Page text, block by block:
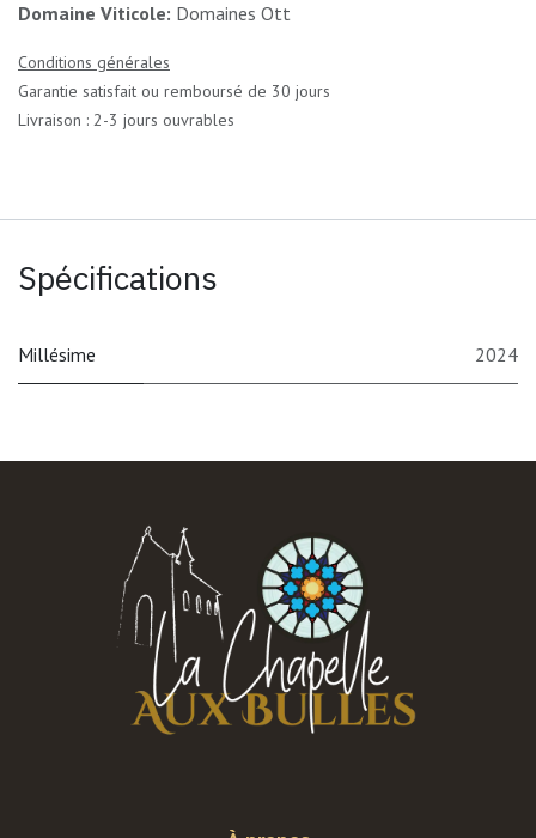
Domaine Viticole: Domaines Ott
Conditions générales
Garantie satisfait ou remboursé de 30 jours
Livraison : 2-3 jours ouvrables
Spécifications
Millésime 2024